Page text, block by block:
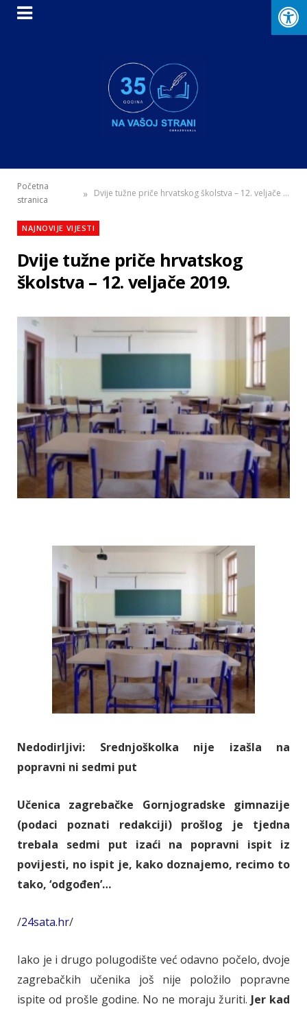
Početna
stranica
» Dvije tužne priče hrvatskog školstva – 12. veljače 2019.
NAJNOVIJE VIJESTI
Dvije tužne priče hrvatskog
školstva – 12. veljače 2019.
Nedodirljivi: Srednjoškolka nije izašla na
popravni ni sedmi put
Učenica zagrebačke Gornjogradske gimnazije
(podaci poznati redakciji) prošlog je tjedna
trebala sedmi put izaći na popravni ispit iz
povijesti, no ispit je, kako doznajemo, recimo to
tako, ‘odgođen’…
/24sata.hr/
Iako je i drugo polugodište već odavno počelo, dvoje
zagrebačkih učenika još nije položilo popravne
ispite od prošle godine. No ne moraju žuriti. Jer kad